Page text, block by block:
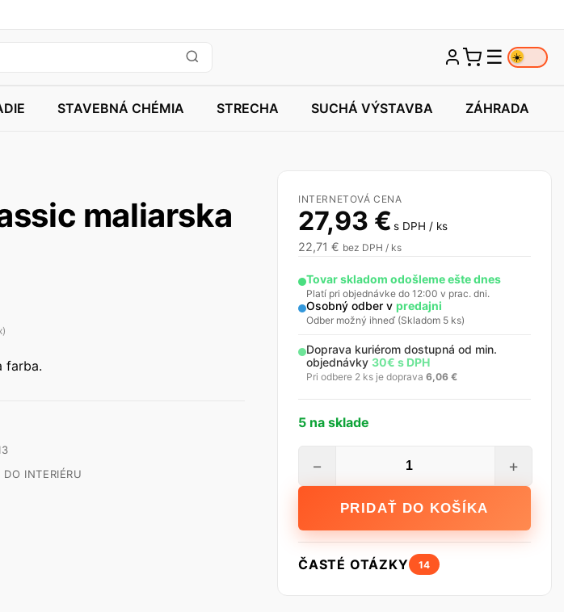
☰ ☀️
STAVEBNÁ CHÉMIA STRECHA SUCHÁ VÝSTAVBA ZÁHRADA
maliarska
farba.
DO INTERIÉRU
INTERNETOVÁ CENA
27,93 € s DPH / ks
22,71 € bez DPH / ks
Tovar skladom odošleme ešte dnes
Platí pri objednávke do 12:00 v prac. dni.
Osobný odber v predajni
Odber možný ihneď (Skladom 5 ks)
Doprava kuriérom dostupná od min.
objednávky 30€ s DPH
Pri odbere 2 ks je doprava 6,06 €
5 na sklade
maliarska
farba,
10
− +
PRIDAŤ DO KOŠÍKA
ČASTÉ OTÁZKY 14